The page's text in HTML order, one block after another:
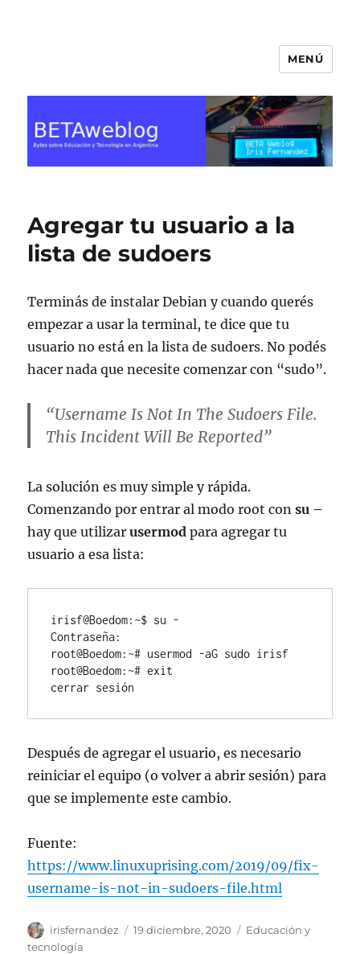
MENÚ
Agregar tu usuario a la
lista de sudoers
Terminás de instalar Debian y cuando querés
empezar a usar la terminal, te dice que tu
usuario no está en la lista de sudoers. No podés
hacer nada que necesite comenzar con “sudo”.
“Username Is Not In The Sudoers File.
This Incident Will Be Reported”
La solución es muy simple y rápida.
Comenzando por entrar al modo root consu –
hay que utilizarusermod para agregar tu
usuario a esa lista:
irisf@Boedom:~$ su -
Contraseña:
root@Boedom:~# usermod -aG sudo irisf
root@Boedom:~# exit
cerrar sesión
Después de agregar el usuario, es necesario
reiniciar el equipo (o volver a abrir sesión) para
que se implemente este cambio.
Fuente:
https://www.linuxuprising.com/2019/09/fix-
username-is-not-in-sudoers-file.html
Autor
irisfernandez
Publicado
19 diciembre, 2020 Categorías
Educación y
tecnología